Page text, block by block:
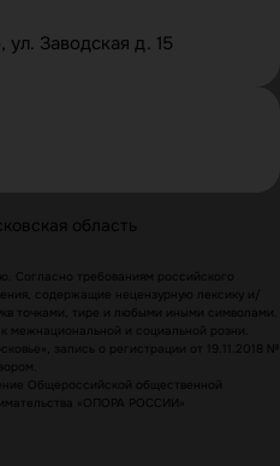
ул. Заводская д. 15
область
Согласно требованиям российского
содержащие нецензурную лексику и/
точками, тире и любыми иными символами.
и социальной розни.
запись о регистрации от 19.11.2018 №
Общероссийской общественной
«ОПОРА РОССИИ»